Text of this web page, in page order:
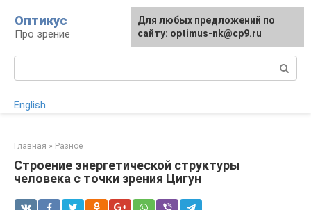
контенту
Оптикус
Про зрение
English
Главная » Разное
Строение энергетической структуры
человека с точки зрения Цигун
Для любых предложений по
сайту: optimus-nk@cp9.ru